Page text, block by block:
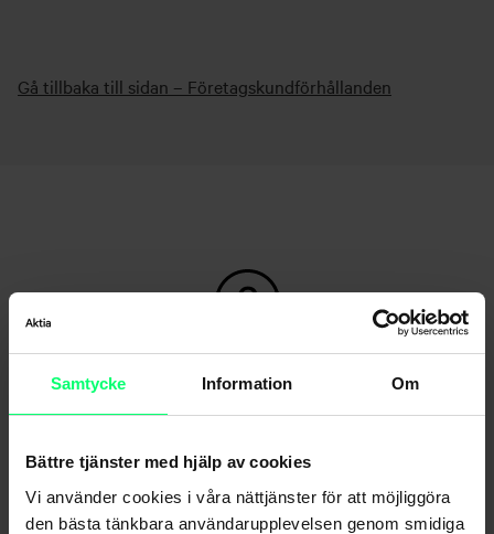
Samtycke Information Om
Bättre tjänster med hjälp av cookies
Vi använder cookies i våra nättjänster för att möjliggöra
den bästa tänkbara användarupplevelsen genom smidiga
Gå tillbaka till sidan – Företagskundförhållanden
Hittar du inte det du söker?
Kundservice
Skicka ett meddelande till oss via nätbanken